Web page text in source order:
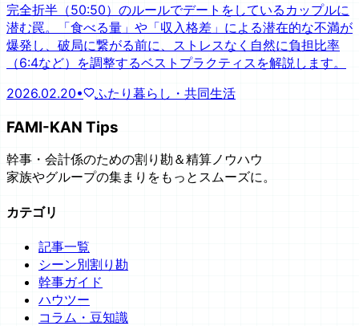
完全折半（50:50）のルールでデートをしているカップルに
潜む罠。「食べる量」や「収入格差」による潜在的な不満が
爆発し、破局に繋がる前に、ストレスなく自然に負担比率
（6:4など）を調整するベストプラクティスを解説します。
2026.02.20• ふたり暮らし・共同生活
FAMI-KAN Tips
幹事・会計係のための割り勘＆精算ノウハウ
家族やグループの集まりをもっとスムーズに。
カテゴリ
記事一覧
シーン別割り勘
幹事ガイド
ハウツー
コラム・豆知識